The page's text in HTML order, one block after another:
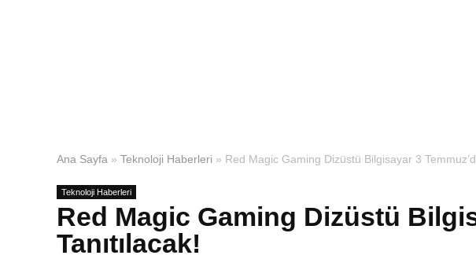
Ana Sayfa » Teknoloji Haberleri » Red Magic Gaming Dizüstü Bilgisayar 3
Teknoloji Haberleri
Red Magic Gaming Dizüstü
Tanıtılacak!